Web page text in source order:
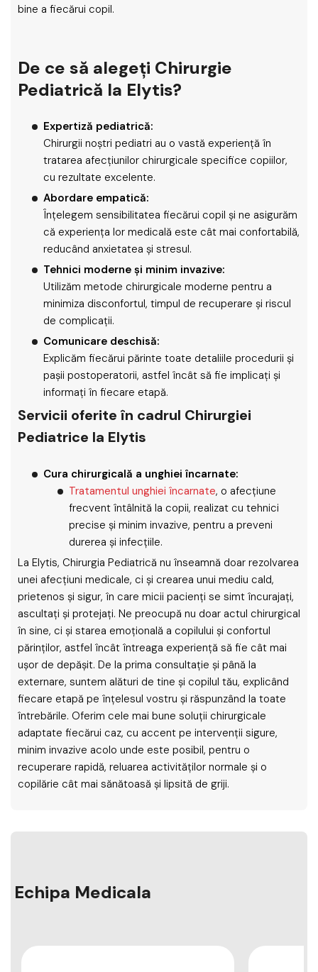
bine a fiecărui copil.
De ce să alegeți Chirurgie
Pediatrică la Elytis?
Expertiză pediatrică:
Chirurgii noștri pediatri au o vastă experiență în
tratarea afecțiunilor chirurgicale specifice copiilor,
cu rezultate excelente.
Abordare empatică:
Înțelegem sensibilitatea fiecărui copil și ne asigurăm
că experiența lor medicală este cât mai confortabilă,
reducând anxietatea și stresul.
Tehnici moderne și minim invazive:
Utilizăm metode chirurgicale moderne pentru a
minimiza disconfortul, timpul de recuperare și riscul
de complicații.
Comunicare deschisă:
Explicăm fiecărui părinte toate detaliile procedurii și
pașii postoperatorii, astfel încât să fie implicați și
informați în fiecare etapă.
Servicii oferite în cadrul Chirurgiei
Pediatrice la Elytis
Cura chirurgicală a unghiei încarnate:
Tratamentul unghiei încarnate, o afecțiune
frecvent întâlnită la copii, realizat cu tehnici
precise și minim invazive, pentru a preveni
durerea și infecțiile.
La Elytis, Chirurgia Pediatrică nu înseamnă doar rezolvarea
unei afecțiuni medicale, ci și crearea unui mediu cald,
prietenos și sigur, în care micii pacienți se simt încurajați,
ascultați și protejați. Ne preocupă nu doar actul chirurgical
în sine, ci și starea emoțională a copilului și confortul
părinților, astfel încât întreaga experiență să fie cât mai
ușor de depășit. De la prima consultație și până la
externare, suntem alături de tine și copilul tău, explicând
fiecare etapă pe înțelesul vostru și răspunzând la toate
întrebările. Oferim cele mai bune soluții chirurgicale
adaptate fiecărui caz, cu accent pe intervenții sigure,
minim invazive acolo unde este posibil, pentru o
recuperare rapidă, reluarea activităților normale și o
copilărie cât mai sănătoasă și lipsită de griji.
Echipa Medicala